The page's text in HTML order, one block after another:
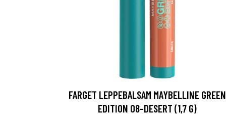
FARGET LEPPEBALSAM MAYBELLINE GREEN
EDITION 08-DESERT (1,7 G)